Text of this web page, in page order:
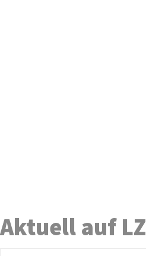
Aktuell auf LZ